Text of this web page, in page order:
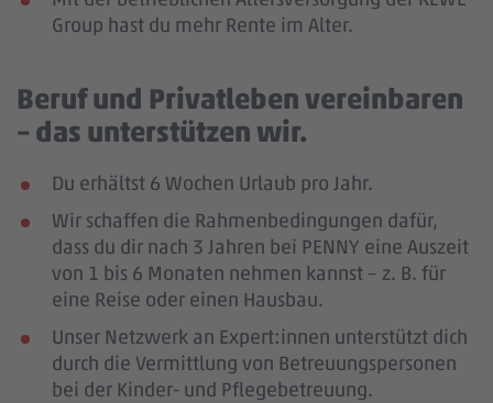
Group hast du mehr Rente im Alter.
Beruf und Privatleben vereinbaren
– das unterstützen wir.
Du erhältst 6 Wochen Urlaub pro Jahr.
Wir schaffen die Rahmenbedingungen dafür,
dass du dir nach 3 Jahren bei PENNY eine Auszeit
von 1 bis 6 Monaten nehmen kannst – z. B. für
eine Reise oder einen Hausbau.
Unser Netzwerk an Expert:innen unterstützt dich
durch die Vermittlung von Betreuungspersonen
bei der Kinder- und Pflegebetreuung.